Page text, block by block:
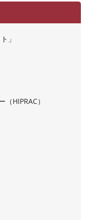
」
HIPRAC）